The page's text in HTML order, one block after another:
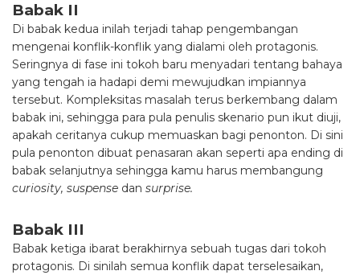
Babak II
Di babak kedua inilah terjadi tahap pengembangan
mengenai konflik-konflik yang dialami oleh protagonis.
Seringnya di fase ini tokoh baru menyadari tentang bahaya
yang tengah ia hadapi demi mewujudkan impiannya
tersebut. Kompleksitas masalah terus berkembang dalam
babak ini, sehingga para pula penulis skenario pun ikut diuji,
apakah ceritanya cukup memuaskan bagi penonton. Di sini
pula penonton dibuat penasaran akan seperti apa ending di
babak selanjutnya sehingga kamu harus membangung
curiosity, suspense dan surprise.
Babak III
Babak ketiga ibarat berakhirnya sebuah tugas dari tokoh
protagonis. Di sinilah semua konflik dapat terselesaikan,